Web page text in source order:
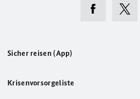
Sicher reisen (App)
Krisenvorsorgeliste